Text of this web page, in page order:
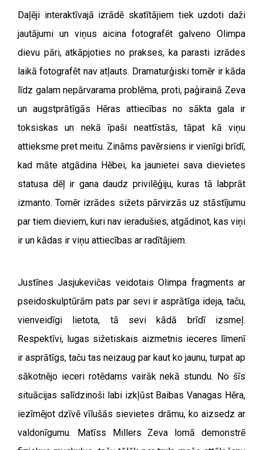
Daļēji interaktīvajā izrādē skatītājiem tiek uzdoti daži
jautājumi un viņus aicina fotografēt galveno Olimpa
dievu pāri, atkāpjoties no prakses, ka parasti izrādes
laikā fotografēt nav atļauts. Dramaturģiski tomēr ir kāda
līdz galam nepārvarama problēma, proti, paģirainā Zeva
un augstprātīgās Hēras attiecības no sākta gala ir
toksiskas un nekā īpaši neattīstās, tāpat kā viņu
attieksme pret meitu. Zināms pavērsiens ir vienīgi brīdī,
kad māte atgādina Hēbei, ka jaunietei sava dievietes
statusa dēļ ir gana daudz privilēģiju, kuras tā labprāt
izmanto. Tomēr izrādes sižets pārvirzās uz stāstījumu
par tiem dieviem, kuri nav ieradušies, atgādinot, kas viņi
ir un kādas ir viņu attiecības ar radītājiem.
Justīnes Jasjukevičas veidotais Olimpa fragments ar
pseidoskulptūrām pats par sevi ir asprātīga ideja, taču,
vienveidīgi lietota, tā sevi kādā brīdī izsmeļ.
Respektīvi, lugas sižetiskais aizmetnis ieceres līmenī
ir asprātīgs, taču tas neizaug par kaut ko jaunu, turpat ap
sākotnējo ieceri rotēdams vairāk nekā stundu. No šīs
situācijas salīdzinoši labi izkļūst Baibas Vanagas Hēra,
iezīmējot dzīvē vīlušās sievietes drāmu, ko aizsedz ar
valdonīgumu. Matīss Millers Zeva lomā demonstrē